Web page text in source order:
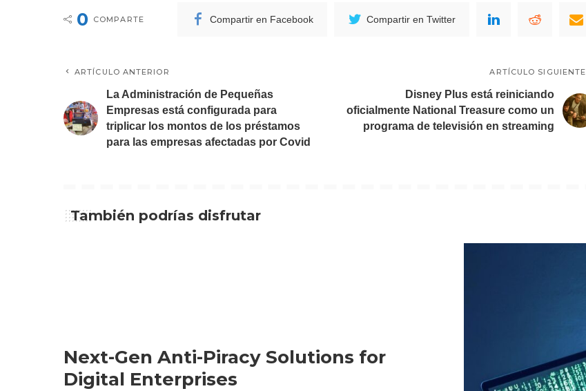
0 COMPARTE Compartir en Facebook Compartir en Twitter
ARTÍCULO ANTERIOR
La Administración de Pequeñas
Empresas está configurada para
triplicar los montos de los préstamos
para las empresas afectadas por Covid
ARTÍCULO SIGUIENTE
Disney Plus está reiniciando
oficialmente National Treasure como un
programa de televisión en streaming
También podrías disfrutar
Next-Gen Anti-Piracy Solutions for
Digital Enterprises